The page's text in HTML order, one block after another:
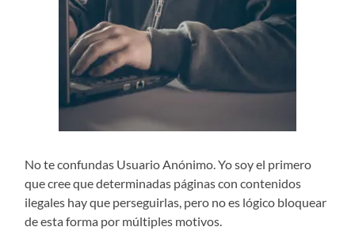
No te confundas Usuario Anónimo. Yo soy el primero
que cree que determinadas páginas con contenidos
ilegales hay que perseguirlas, pero no es lógico bloquear
de esta forma por múltiples motivos.